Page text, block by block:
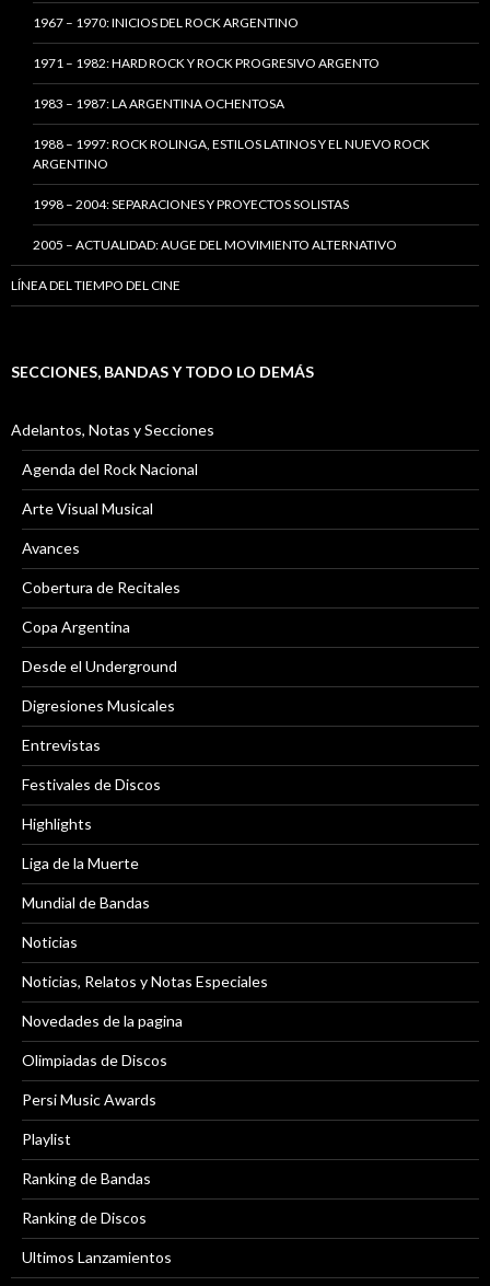
1967 – 1970: INICIOS DEL ROCK ARGENTINO
1971 – 1982: HARD ROCK Y ROCK PROGRESIVO ARGENTO
1983 – 1987: LA ARGENTINA OCHENTOSA
1988 – 1997: ROCK ROLINGA, ESTILOS LATINOS Y EL NUEVO ROCK
ARGENTINO
1998 – 2004: SEPARACIONES Y PROYECTOS SOLISTAS
2005 – ACTUALIDAD: AUGE DEL MOVIMIENTO ALTERNATIVO
LÍNEA DEL TIEMPO DEL CINE
SECCIONES, BANDAS Y TODO LO DEMÁS
Adelantos, Notas y Secciones
Agenda del Rock Nacional
Arte Visual Musical
Avances
Cobertura de Recitales
Copa Argentina
Desde el Underground
Digresiones Musicales
Entrevistas
Festivales de Discos
Highlights
Liga de la Muerte
Mundial de Bandas
Noticias
Noticias, Relatos y Notas Especiales
Novedades de la pagina
Olimpiadas de Discos
Persi Music Awards
Playlist
Ranking de Bandas
Ranking de Discos
Ultimos Lanzamientos